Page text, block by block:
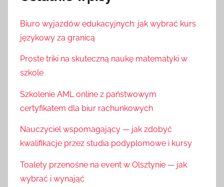
Biuro wyjazdów edukacyjnych: jak wybrać kurs
językowy za granicą
Proste triki na skuteczną naukę matematyki w
szkole
Szkolenie AML online z państwowym
certyfikatem dla biur rachunkowych
Nauczyciel wspomagający — jak zdobyć
kwalifikacje przez studia podyplomowe i kursy
Toalety przenośne na event w Olsztynie — jak
wybrać i wynająć